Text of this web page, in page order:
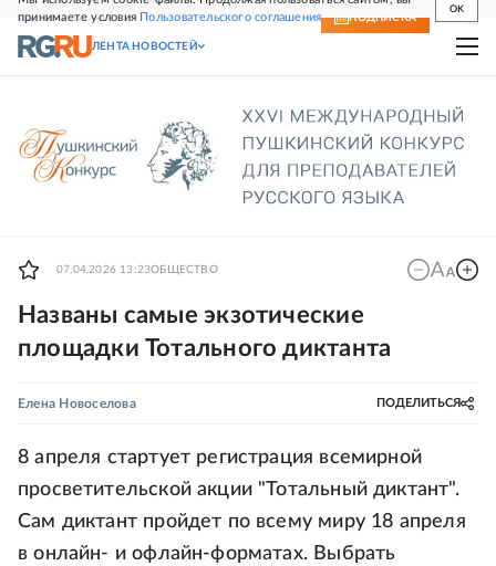
принимаете условия Пользовательского соглашения
OK
СВЕЖИЙ НОМЕР ПОДПИСКА
ЛЕНТА НОВОСТЕЙ
07.04.2026 13:23ОБЩЕСТВО
Названы самые экзотические
площадки Тотального диктанта
Елена Новоселова ПОДЕЛИТЬСЯ
8 апреля стартует регистрация всемирной
просветительской акции "Тотальный диктант".
Сам диктант пройдет по всему миру 18 апреля
в онлайн- и офлайн-форматах. Выбрать